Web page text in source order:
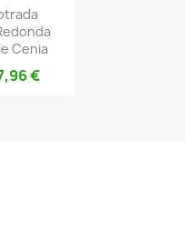
Cenia
€